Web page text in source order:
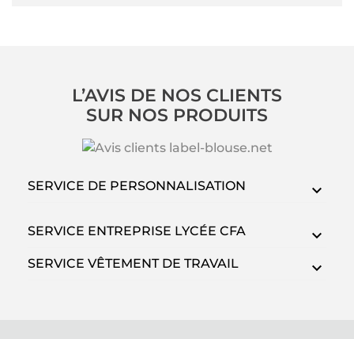
L’AVIS DE NOS CLIENTS
SUR NOS PRODUITS
SERVICE DE PERSONNALISATION
SERVICE ENTREPRISE LYCÉE CFA
SERVICE VÊTEMENT DE TRAVAIL